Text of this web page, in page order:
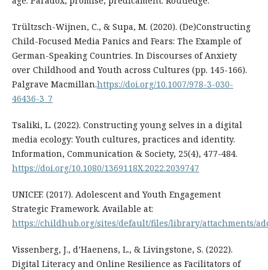
Trültzsch-Wijnen, C., & Supa, M. (2020). (De)Constructing
Child-Focused Media Panics and Fears: The Example of
German-Speaking Countries. In Discourses of Anxiety
over Childhood and Youth across Cultures (pp. 145-166).
Palgrave Macmillan.https://doi.org/10.1007/978-3-030-
46436-3_7
Tsaliki, L. (2022). Constructing young selves in a digital
media ecology: Youth cultures, practices and identity.
Information, Communication & Society, 25(4), 477-484.
https://doi.org/10.1080/1369118X.2022.2039747
UNICEF. (2017). Adolescent and Youth Engagement
Strategic Framework. Available at:
https://childhub.org/sites/default/files/library/attachments/
Vissenberg, J., d’Haenens, L., & Livingstone, S. (2022).
Digital Literacy and Online Resilience as Facilitators of